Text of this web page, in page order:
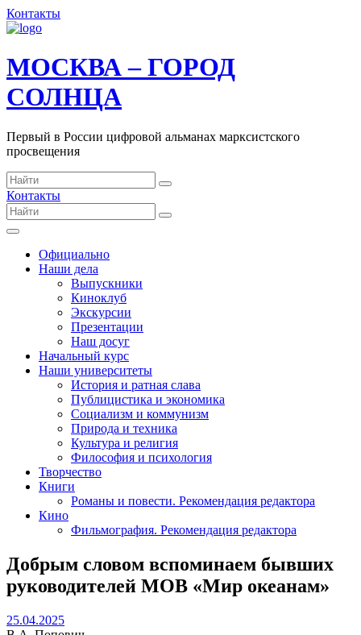
Контакты
МОСКВА – ГОРОД
СОЛНЦА
Первый в России цифровой альманах марксистского
просвещения
Контакты
Официально
Наши дела
Выпускники
Киноклуб
Экскурсии
Презентации
Наш досуг
Начальный курс
Наши университеты
История и ратная слава
Публицистика и экономика
Социализм и коммунизм
Природа и техника
Культура и религия
Философия и психология
Творчество
Книги
Романы и повести. Рекомендация редактора
Кино
Фильмография. Рекомендация редактора
Добрым словом вспоминаем бывших
руководителей МОВ «Мир океанам»
25.04.202525.04.2025